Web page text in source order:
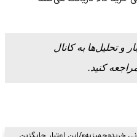
و تحلیل‌ها به کانال
کنید.